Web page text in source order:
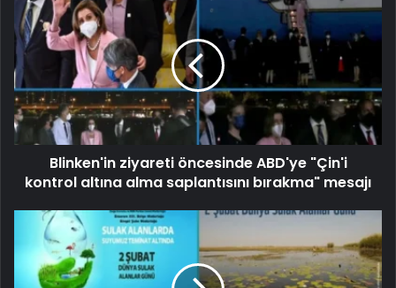
Blinken'in ziyareti öncesinde ABD'ye "Çin'i
kontrol altına alma saplantısını bırakma" mesajı